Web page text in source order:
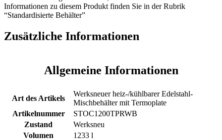
Informationen zu diesem Produkt finden Sie in der Rubrik
“Standardisierte Behälter”
Zusätzliche Informationen
Allgemeine Informationen
Art des Artikels
Werksneuer heiz-/kühlbarer Edelstahl-
Mischbehälter mit Termoplate
Artikelnummer
STOC1200TPRWB
Zustand
Werksneu
Volumen
1233 l